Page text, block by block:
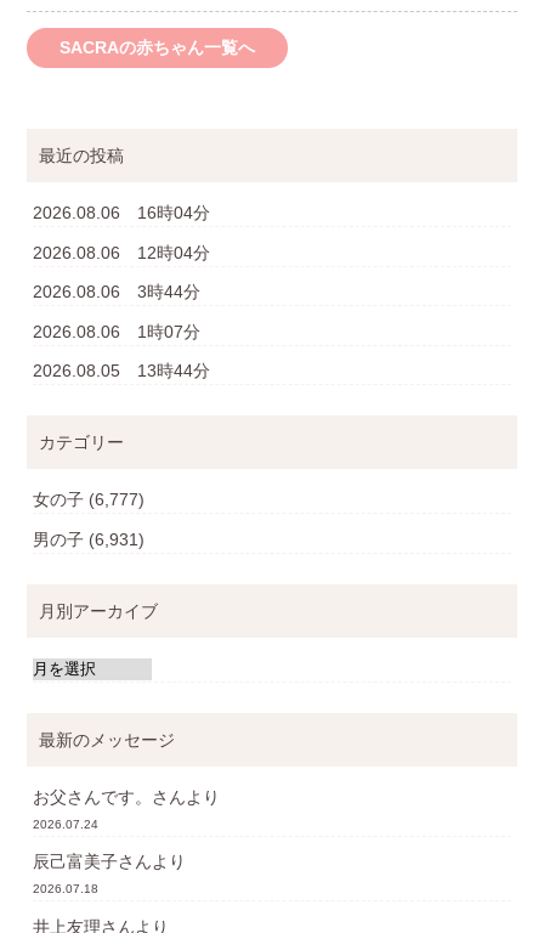
SACRAの赤ちゃん一覧へ
最近の投稿
2026.08.06 16時04分
2026.08.06 12時04分
2026.08.06 3時44分
2026.08.06 1時07分
2026.08.05 13時44分
カテゴリー
女の子 (6,777)
男の子 (6,931)
月別アーカイブ
最新のメッセージ
お父さんです。 さんより
2026.07.24
辰己富美子さんより
2026.07.18
井上友理さんより